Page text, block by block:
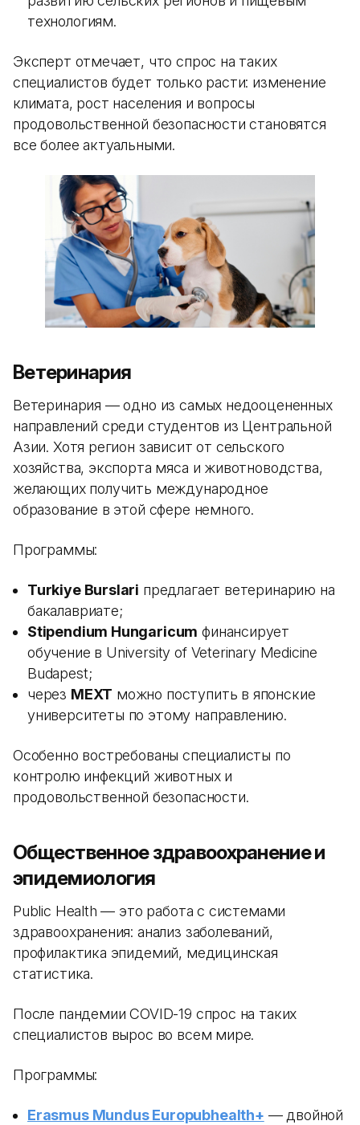
технологиям.
Эксперт отмечает, что спрос на таких
специалистов будет только расти: изменение
климата, рост населения и вопросы
продовольственной безопасности становятся
все более актуальными.
Ветеринария
Ветеринария — одно из самых недооцененных
направлений среди студентов из Центральной
Азии. Хотя регион зависит от сельского
хозяйства, экспорта мяса и животноводства,
желающих получить международное
образование в этой сфере немного.
Программы:
Turkiye Burslari предлагает ветеринарию на
бакалавриате;
Stipendium Hungaricum финансирует
обучение в University of Veterinary Medicine
Budapest;
через MEXT можно поступить в японские
университеты по этому направлению.
Особенно востребованы специалисты по
контролю инфекций животных и
продовольственной безопасности.
Общественное здравоохранение и
эпидемиология
Public Health — это работа с системами
здравоохранения: анализ заболеваний,
профилактика эпидемий, медицинская
статистика.
После пандемии COVID-19 спрос на таких
специалистов вырос во всем мире.
Программы:
Erasmus Mundus Europubhealth+ — двойной